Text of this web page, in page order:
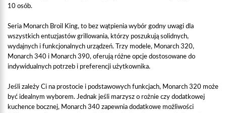
10 osób.
Seria Monarch Broil King, to bez wątpienia wybór godny uwagi dla
wszystkich entuzjastów grillowania, którzy poszukują solidnych,
wydajnych i funkcjonalnych urządzeń. Trzy modele, Monarch 320,
Monarch 340 i Monarch 390, oferują różne opcje dostosowane do
indywidualnych potrzeb i preferencji użytkownika.
Jeśli zależy Ci na prostocie i podstawowych funkcjach, Monarch 320 może
być idealnym wyborem. Jednak jeśli marzysz o rożnie czy dodatkowej
kuchence bocznej, Monarch 340 zapewnia dodatkowe możliwości